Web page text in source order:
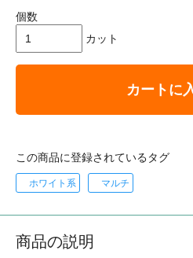
個数
カット
カートに
この商品に登録されているタグ
ホワイト系 マルチ
商品の説明